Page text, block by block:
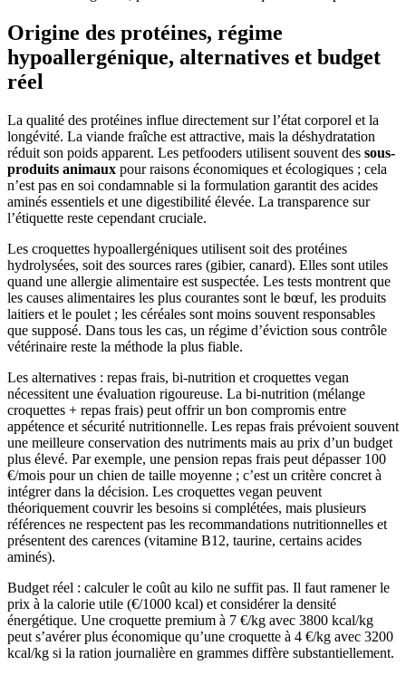
Origine des protéines, régime
hypoallergénique, alternatives et budget
réel
La qualité des protéines influe directement sur l’état corporel et la
longévité. La viande fraîche est attractive, mais la déshydratation
réduit son poids apparent. Les petfooders utilisent souvent des sous-
produits animaux pour raisons économiques et écologiques ; cela
n’est pas en soi condamnable si la formulation garantit des acides
aminés essentiels et une digestibilité élevée. La transparence sur
l’étiquette reste cependant cruciale.
Les croquettes hypoallergéniques utilisent soit des protéines
hydrolysées, soit des sources rares (gibier, canard). Elles sont utiles
quand une allergie alimentaire est suspectée. Les tests montrent que
les causes alimentaires les plus courantes sont le bœuf, les produits
laitiers et le poulet ; les céréales sont moins souvent responsables
que supposé. Dans tous les cas, un régime d’éviction sous contrôle
vétérinaire reste la méthode la plus fiable.
Les alternatives : repas frais, bi-nutrition et croquettes vegan
nécessitent une évaluation rigoureuse. La bi-nutrition (mélange
croquettes + repas frais) peut offrir un bon compromis entre
appétence et sécurité nutritionnelle. Les repas frais prévoient souvent
une meilleure conservation des nutriments mais au prix d’un budget
plus élevé. Par exemple, une pension repas frais peut dépasser 100
€/mois pour un chien de taille moyenne ; c’est un critère concret à
intégrer dans la décision. Les croquettes vegan peuvent
théoriquement couvrir les besoins si complétées, mais plusieurs
références ne respectent pas les recommandations nutritionnelles et
présentent des carences (vitamine B12, taurine, certains acides
aminés).
Budget réel : calculer le coût au kilo ne suffit pas. Il faut ramener le
prix à la calorie utile (€/1000 kcal) et considérer la densité
énergétique. Une croquette premium à 7 €/kg avec 3800 kcal/kg
peut s’avérer plus économique qu’une croquette à 4 €/kg avec 3200
kcal/kg si la ration journalière en grammes diffère substantiellement.